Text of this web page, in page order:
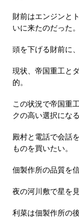
財前はエンジンと
いに来たのだった。
頭を下げる財前に
現状、帝国重工と
的。
この状況で帝国重
クの高い選択になる
殿村と電話で会話
ものを買いたい。
佃製作所の品質を
夜の河川敷で星を
利菜は佃製作所の